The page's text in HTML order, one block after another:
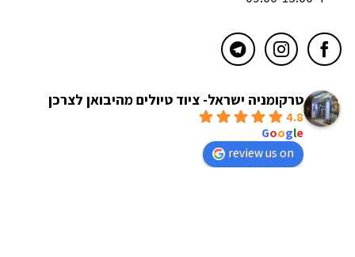
טרקומניה ישראל- ציוד טיולים מהיבואן לצרכן
4.8
Google
review us on